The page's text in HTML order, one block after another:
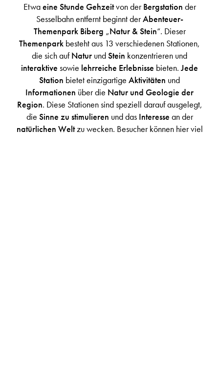
Etwaeine Stunde Gehzeitvon derBergstation der
Sesselbahn entfernt beginnt derAbenteuer-
Themenpark Biberg „Natur & Stein“. Dieser
Themenpark besteht aus 13 verschiedenen Stationen,
die sich aufNatur undStein konzentrieren und
interaktive sowie lehrreiche Erlebnisse bieten. Jede
Station bietet einzigartige Aktivitäten und
Informationen über die Natur und Geologie der
Region. Diese Stationen sind speziell darauf ausgelegt,
die Sinne zu stimulieren und das Interesse an der
natürlichen Weltzu wecken. Besucher können hier viel